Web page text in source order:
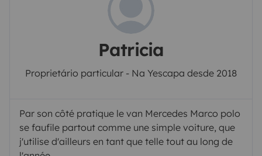
Patricia
Proprietário particular - Na Yescapa desde 2018
Par son côté pratique le van Mercedes Marco polo
se faufile partout comme une simple voiture, que
j'utilise d'ailleurs en tant que telle tout au long de